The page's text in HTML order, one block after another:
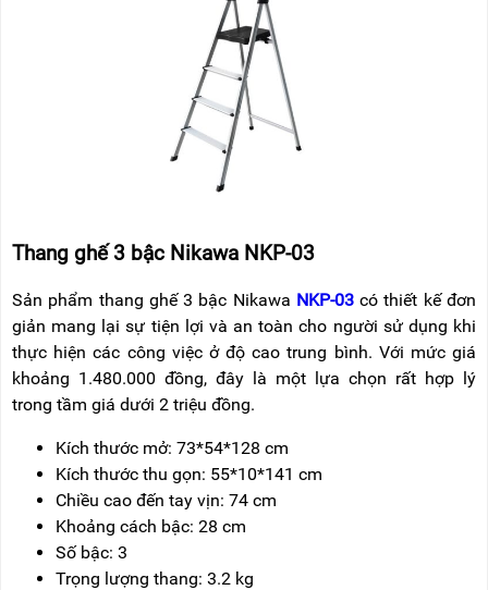
Thang ghế 3 bậc Nikawa NKP-03
Sản phẩm thang ghế 3 bậc Nikawa NKP-03có thiết kế đơn
giản mang lại sự tiện lợi và an toàn cho người sử dụng khi
thực hiện các công việc ở độ cao trung bình. Với mức giá
khoảng 1.480.000 đồng, đây là một lựa chọn rất hợp lý
trong tầm giá dưới 2 triệu đồng.
Kích thước mở: 73*54*128 cm
Kích thước thu gọn: 55*10*141 cm
Chiều cao đến tay vịn: 74 cm
Khoảng cách bậc: 28 cm
Số bậc: 3
Trọng lượng thang: 3.2 kg